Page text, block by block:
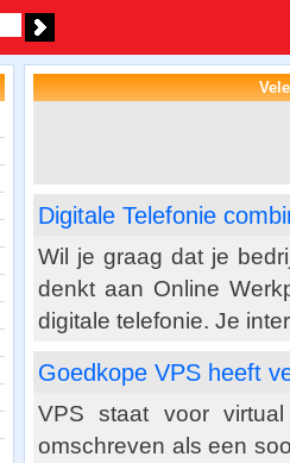
Digitale Telefonie
Wil je graag dat je
denkt aan Online
digitale telefonie. Je
Goedkope VPS heeft
VPS staat voor
omschreven als een